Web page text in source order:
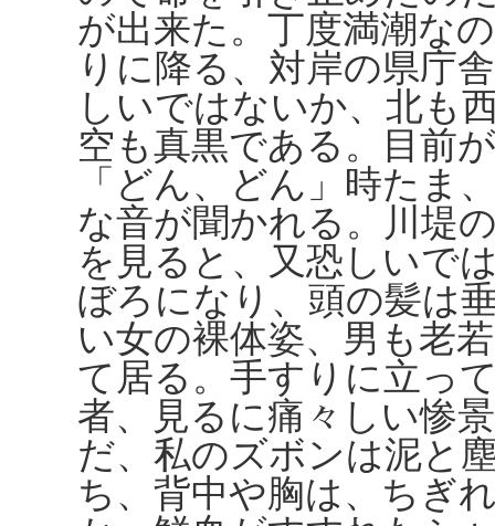
が出来た。丁度満潮な
りに降る、対岸の県庁
しいではないか、北も
空も真黒である。目前
「どん、どん」時たま
な音が聞かれる。川堤
を見ると、又恐しいで
ぼろになり、頭の髪は
い女の裸体姿、男も老
て居る。手すりに立っ
者、見るに痛々しい惨
だ、私のズボンは泥と
ち、背中や胸は、ちぎ